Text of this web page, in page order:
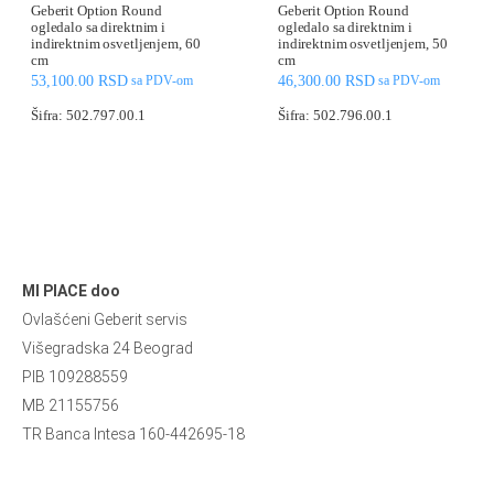
Geberit Option Round
ogledalo sa direktnim i
indirektnim osvetljenjem, 60
cm
53,100.00 RSD sa PDV-om
Šifra: 502.797.00.1
Geberit Option Round
ogledalo sa direktnim i
indirektnim osvetljenjem, 50
cm
46,300.00 RSD sa PDV-om
Šifra: 502.796.00.1
MI PIACE doo
Ovlašćeni Geberit servis
Višegradska 24 Beograd
PIB 109288559
MB 21155756
TR Banca Intesa 160-442695-18